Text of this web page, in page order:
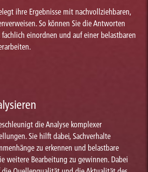
ihre Ergebnisse mit nachvollziehbaren,
So können Sie die Antworten
einordnen und auf einer belastbaren
die Analyse komplexer
Sie hilft dabei, Sachverhalte
zu erkennen und belastbare
weitere Bearbeitung zu gewinnen. Dabei